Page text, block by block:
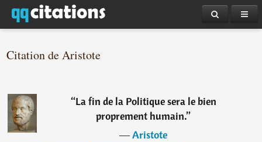
Citation de Aristote
“La fin de la Politique sera le bien
proprement humain.”
―Aristote